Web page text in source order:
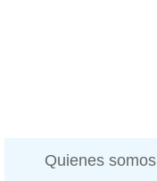
Quienes somos